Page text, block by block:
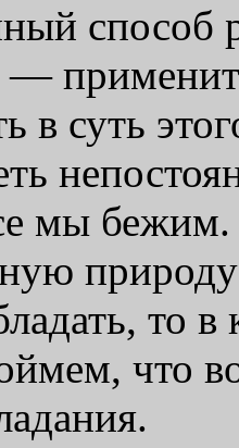
способ
—
в суть
мы бежим.
то
что